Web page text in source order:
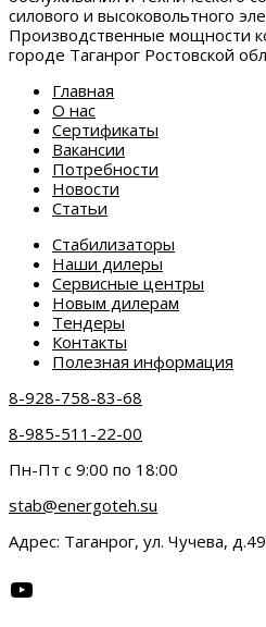
силового и высоковольтного
Производственные мощности
городе Таганрог Ростовской
Главная
О нас
Сертификаты
Вакансии
Потребности
Новости
Статьи
Стабилизаторы
Наши дилеры
Сервисные центры
Новым дилерам
Тендеры
Контакты
Полезная информация
8-928-758-83-68
8-985-511-22-00
Пн-Пт с 9:00 по 18:00
stab@energoteh.su
Адрес: Таганрог, ул. Чучева,
YouTube